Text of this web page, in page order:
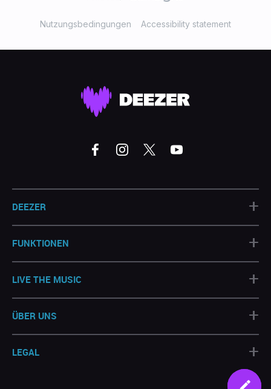
Nutzungsbedingungen Accessibility statement
DEEZER +
FUNKTIONEN +
LIVE THE MUSIC +
ÜBER UNS +
LEGAL +